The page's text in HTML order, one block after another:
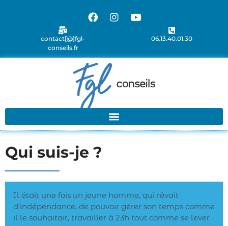
contact[@]fgl-
conseils.fr
06.13.40.01.30
Qui suis-je ?
Il était une fois un jeune homme, qui rêvait
d’indépendance, de pouvoir gérer son temps comme
il le souhaitait, travailler à 23h tout comme se lever